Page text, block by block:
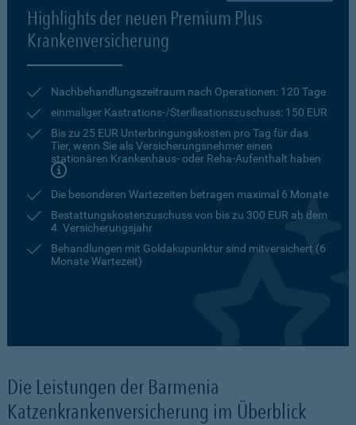
Highlights der neuen Premium Plus
Krankenversicherung
Nachbehandlungszeitraum nach Operationen: 120 Tage
einmaliger Kastrations-/Sterilisationszuschuss: 150 EUR
Bis zu 25 EUR Unterbringungskosten pro Tag für das
Tier, wenn Sie als Versicherungsnehmer einen
stationären Krankenhaus- oder Reha-Aufenthalt haben
Die besonderen Wartezeiten betragen maximal 6 Monate
Bestattungskostenzuschuss von bis zu 300 EUR ab dem
4. Versicherungsjahr
Behandlungen mit Goldakupunktur sind mitversichert (6
Monate Wartezeit)
Die Leistungen der Barmenia
Katzenkrankenversicherung im Überblick